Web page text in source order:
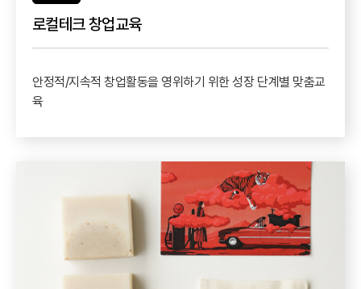
로컬테크 창업교육
안정적/지속적 창업활동을 영위하기 위한 성장 단계별 맞춤교
육